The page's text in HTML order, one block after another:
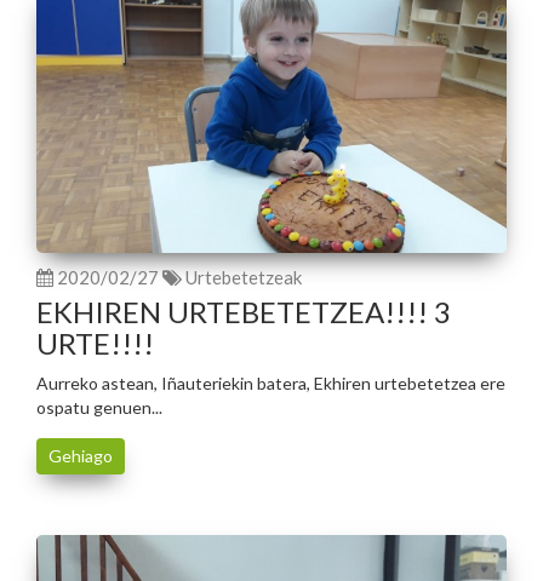
2020/02/27 Urtebetetzeak
EKHIREN URTEBETETZEA!!!! 3
URTE!!!!
Aurreko astean, Iñauteriekin batera, Ekhiren urtebetetzea ere
ospatu genuen...
Gehiago